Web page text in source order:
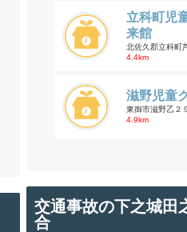
立科町児
来館
北佐久郡立科町
4.4km
滋野児童
東御市滋野乙２
4.9km
交通事故の下之城田
合